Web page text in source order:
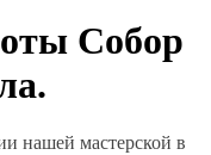
Собор
нашей мастерской в